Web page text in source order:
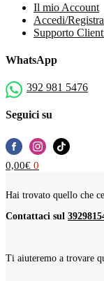
Il mio Account
Accedi/
Supporto
WhatsApp
392 981 5476
Seguici su
0,00€ 0
Hai trovato quello che
Contattaci sul
Ti aiuteremo a trovare